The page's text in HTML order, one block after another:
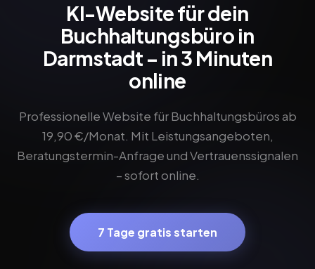
KI-Website für dein
Buchhaltungsbüro in
Darmstadt – in 3 Minuten
online
Professionelle Website für Buchhaltungsbüros ab
19,90 €/Monat. Mit Leistungsangeboten,
Beratungstermin-Anfrage und Vertrauenssignalen
– sofort online.
7 Tage gratis starten